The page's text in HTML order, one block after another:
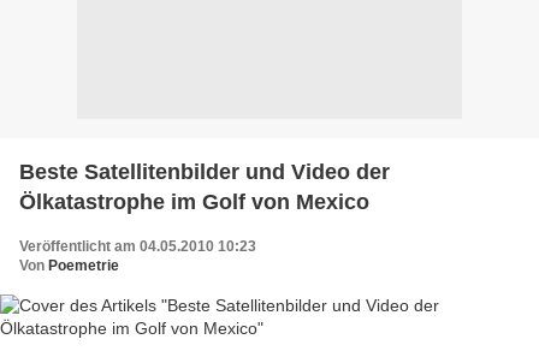
Beste Satellitenbilder und Video der
Ölkatastrophe im Golf von Mexico
Veröffentlicht am 04.05.2010 10:23
Von Poemetrie